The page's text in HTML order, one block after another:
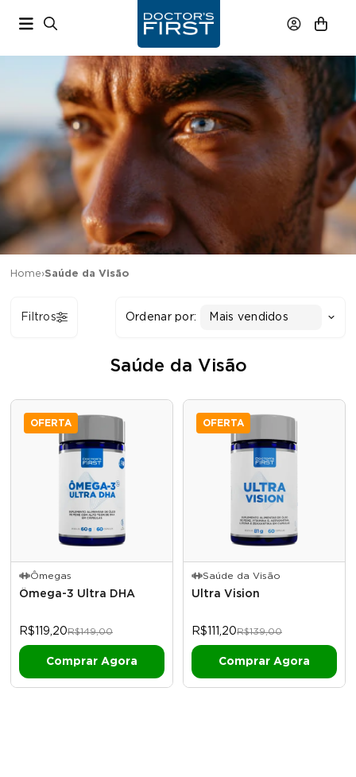
Home›Saúde da Visão
Ordenar por: Mais vendidos
Filtros
Saúde da Visão
OFERTA
Ômegas
Ômega-3 Ultra DHA
R$119,20R$149,00
OFERTA
Saúde da Visão
Ultra Vision
R$111,20R$139,00